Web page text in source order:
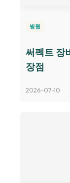
병원
써펙트 장
장점
2026-07-10